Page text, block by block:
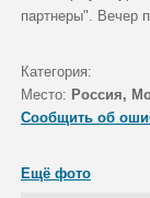
партнеры". Вечер
Категория:
Место: Россия,
Сообщить об
Ещё фото